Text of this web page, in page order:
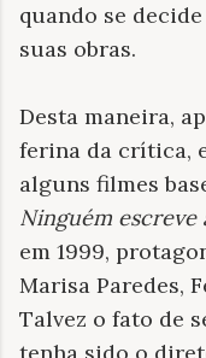
quando se
suas obras.
Desta maneira,
ferina da crítica,
alguns filmes
Ninguém escreve
em 1999,
Marisa Paredes,
Talvez o fato de